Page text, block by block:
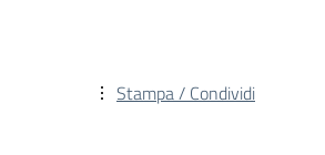
Stampa / Condividi